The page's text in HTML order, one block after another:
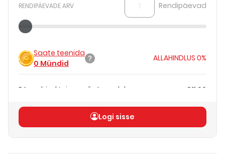
RENDIPÄEVADE ARV Rendipäevad
Saate teenida
0 Mündid
ALLAHINDLUS 0%
Päevahind teie rendipäevadele €11.00
ilma KM-ta)Logi sisse